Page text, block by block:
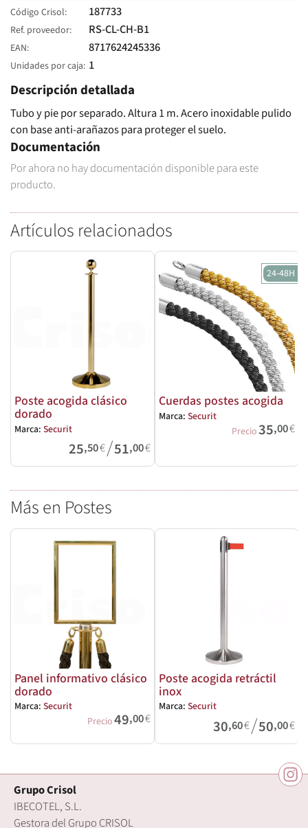
Código Crisol 187733
Ref. proveedor RS-CL-CH-B1
EAN 8717624245336
Unidades por caja 1
Descripción detallada
Tubo y pie por separado. Altura 1 m. Acero inoxidable pulido
con base anti-arañazos para proteger el suelo.
Documentación
Por ahora no hay documentación disponible para este
producto.
Artículos relacionados
Poste acogida clásico
dorado
Marca: Securit
25,50€/51,00€
24-48H
Cuerdas postes acogida
Marca: Securit
Precio35,00€
Más en Postes
Panel informativo clásico
dorado
Marca: Securit
Precio49,00€
Poste acogida retráctil
inox
Marca: Securit
30,60€/50,00€
Grupo Crisol
IBECOTEL, S.L.
Gestora del Grupo CRISOL